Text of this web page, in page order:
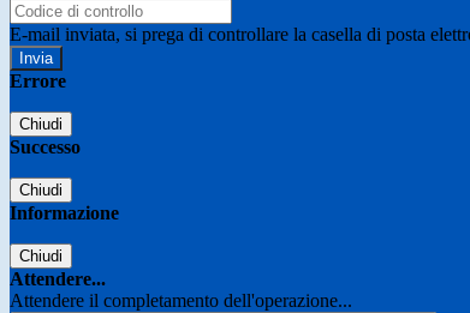
E-mail inviata, si prega di controllare la casella di posta
Errore
Chiudi
Successo
Chiudi
Informazione
Chiudi
Attendere...
Attendere il completamento dell'operazione...